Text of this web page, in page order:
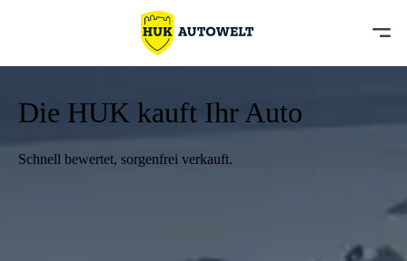
Die HUK kauft Ihr Auto
Schnell bewertet, sorgenfrei verkauft.